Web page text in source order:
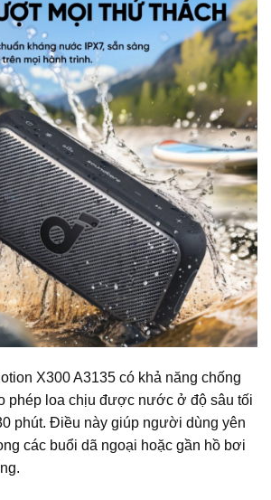
X300 A3135 có khả năng chống
phép loa chịu được nước ở độ sâu tối
phút. Điều này giúp người dùng yên
các buổi dã ngoại hoặc gần hồ bơi